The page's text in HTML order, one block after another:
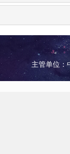
主管单位：